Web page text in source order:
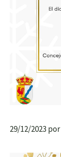
29/12/2023 por